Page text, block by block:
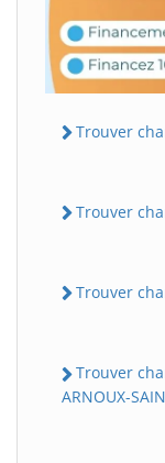
Trouver
Trouver
Trouver
Trouver
ARNOUX-